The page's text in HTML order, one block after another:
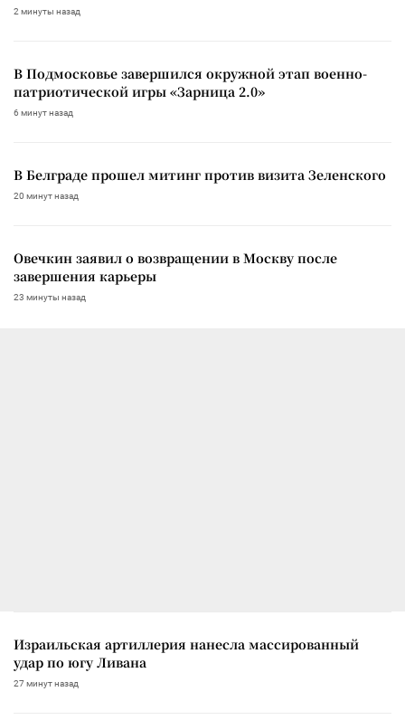
2 минуты назад
В Подмосковье завершился окружной этап военно-
патриотической игры «Зарница 2.0»
6 минут назад
В Белграде прошел митинг против визита Зеленского
20 минут назад
Овечкин заявил о возвращении в Москву после
завершения карьеры
23 минуты назад
Израильская артиллерия нанесла массированный
удар по югу Ливана
27 минут назад